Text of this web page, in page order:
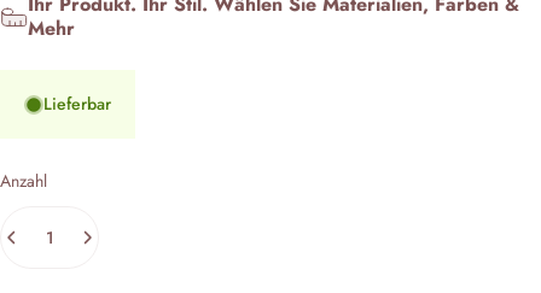
Mehr
Lieferbar
Anzahl